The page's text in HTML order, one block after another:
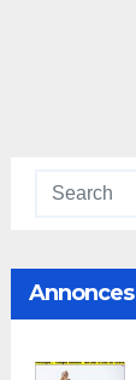
Annonces